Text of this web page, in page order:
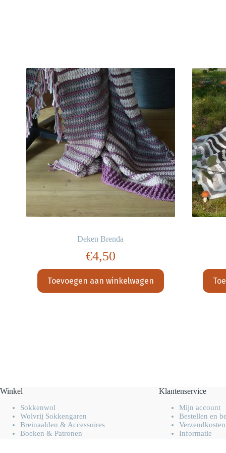
Deken Brenda
€4,50
Toevoegen aan winkelwagen
Winkel
Sokkenwol
Wolvrij Sokkengaren
Breinaalden & Accessoires
Boeken & Patronen
Klantenservice
Mijn account
Bestellen en
Verzendkosten
Informatie